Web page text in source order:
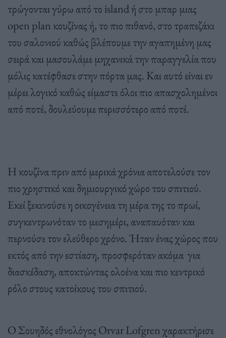
τρώγονται γύρω από το island ή στο μπαρ μιας
open plan κουζίνας ή, το πιο πιθανό, στο τραπεζάκι
του σαλονιού καθώς βλέπουμε την αγαπημένη μας
σειρά και μασουλάμε μηχανικά την παραγγελία που
μόλις κατέφθασε στην πόρτα μας. Και αυτό είναι εν
μέρει λογικό καθώς είμαστε όλοι πιο απασχολημένοι
από ποτέ, δουλεύουμε περισσότερο από ποτέ.
Η κουζίνα πριν από μερικά χρόνια αποτελούσε τον
πιο χρηστικό και δημιουργικό χώρο του σπιτιού.
Εκεί ξεκινούσε η οικογένεια τη μέρα της το πρωί,
συγκεντρωνόταν το μεσημέρι, αναπαυόταν και
περνούσε τον ελεύθερο χρόνο. Ήταν ένας χώρος που
εκτός από την εστίαση, προσφερόταν ακόμα για
διασκέδαση, αποκτώντας ολοένα και πιο κεντρικό
ρόλο στους κατοίκους του σπιτιού.
Ο Σουηδός εθνολόγος Orvar Lofgren χαρακτήρισε